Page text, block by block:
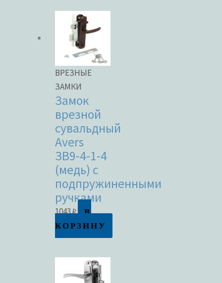
ВРЕЗНЫЕ
ЗАМКИ
Замок
врезной
сувальдный
Avers
ЗВ9-4-1-4
(медь) с
подпружиненными
ручками
1043₽
В
КОРЗИНУ